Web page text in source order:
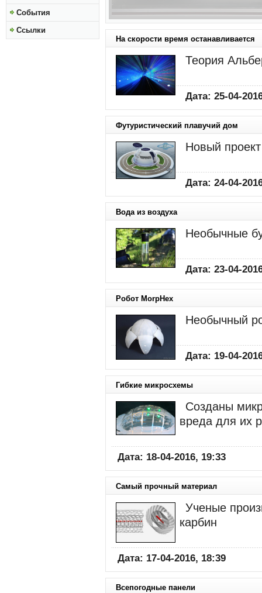
События
Ссылки
На скорости время останавливается
Теория
Дата: 25-04-
Футуристический плавучий дом
Новый
Дата: 24-04-
Вода из воздуха
Необычные
Дата: 23-04-
Робот MorpHex
Необычный
Дата: 19-04-
Гибкие микросхемы
Созданы
вреда для их
Дата: 18-04-2016, 19:33
Самый прочный материал
Ученые
карбин
Дата: 17-04-2016, 18:39
Всепогодные панели